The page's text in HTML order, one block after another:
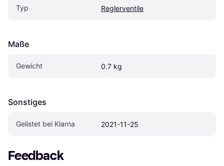
Typ Reglerventile
Maße
Gewicht 0.7 kg
Sonstiges
Gelistet bei Klarna 2021-11-25
Feedback